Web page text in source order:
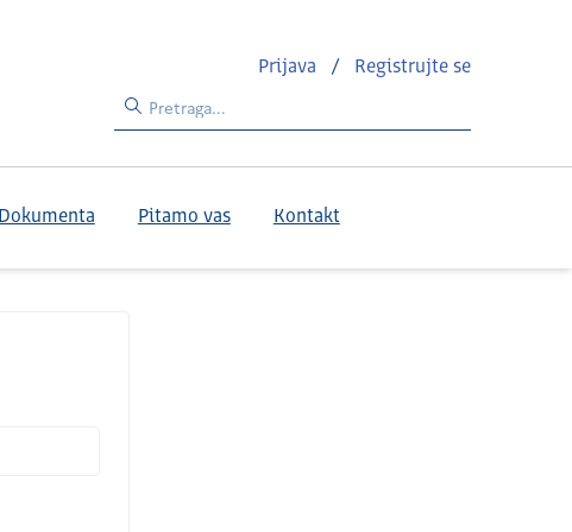
Prijava / Registrujte se
Dokumenta Pitamo vas Kontakt